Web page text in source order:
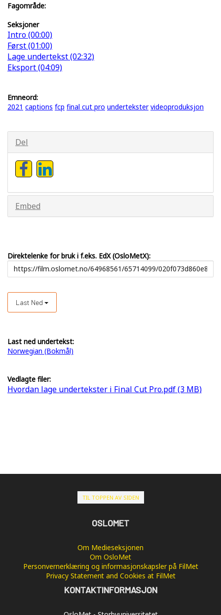
Fagområde:
Seksjoner
Intro (00:00)
Først (01:00)
Lage undertekst (02:32)
Eksport (04:09)
Emneord:
2021 captions fcp final cut pro undertekster videoproduksjon
Del
Embed
Direktelenke for bruk i f.eks. EdX (OsloMetX):
Last Ned
Last ned undertekst:
Norwegian (Bokmål)
Vedlagte filer:
Hvordan lage undertekster i Final Cut Pro.pdf (3 MB)
TIL TOPPEN AV SIDEN
OSLOMET
Om Medieseksjonen
Om OsloMet
Personvernerklæring og informasjonskapsler på FilMet
Privacy Statement and Cookies at FilMet
KONTAKTINFORMASJON